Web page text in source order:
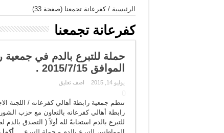
الرئيسية /كفرعانة تجمعنا (صفحة 33)
كفرعانة تجمعنا
حملة للتبرع بالدم في جمعية
الموافق 2015/7/15 .
يوليو 14, 2015 اضف تعليق
تنظم جمعية رابطة أهالي كفرعانه / اللجنة
رابطة أهالي كفرعانه بالتعاون مع حزب
للتبرع بالدم استجابةً لله أولاً ( التصدق